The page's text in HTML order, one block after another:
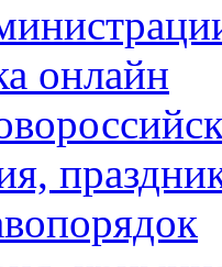
онлайн